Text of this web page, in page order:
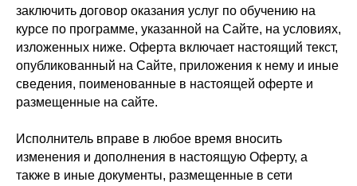
заключить договор оказания услуг по обучению на
курсе по программе, указанной на Сайте, на условиях,
изложенных ниже. Оферта включает настоящий текст,
опубликованный на Сайте, приложения к нему и иные
сведения, поименованные в настоящей оферте и
размещенные на сайте.
Исполнитель вправе в любое время вносить
изменения и дополнения в настоящую Оферту, а
также в иные документы, размещенные в сети